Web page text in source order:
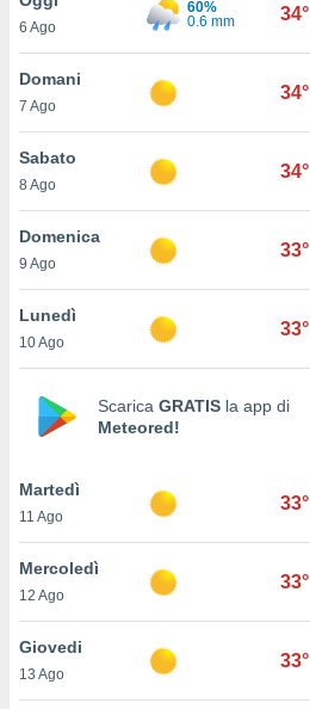
è
al sito
di
ci
di
il
un
la
nella
cookie
il tuo
in
6 Ago
60%
0.6 mm
34°
Domani
7 Ago
34°
Sabato
8 Ago
34°
Domenica
9 Ago
33°
Lunedì
10 Ago
33°
Scarica GRATIS la app di
Meteored!
Martedì
11 Ago
33°
Mercoledì
12 Ago
33°
Giovedi
13 Ago
33°